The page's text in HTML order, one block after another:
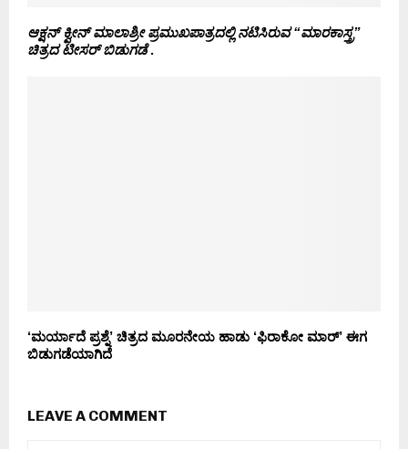
ಆಕ್ಷನ್ ಕ್ವೀನ್ ಮಾಲಾಶ್ರೀ ಪ್ರಮುಖಪಾತ್ರದಲ್ಲಿ ನಟಿಸಿರುವ “ಮಾರಕಾಸ್ತ್ರ”
ಚಿತ್ರದ ಟೀಸರ್ ಬಿಡುಗಡೆ.
‘ಮರ್ಯಾದೆ ಪ್ರಶ್ನೆ’ ಚಿತ್ರದ ಮೂರನೇಯ ಹಾಡು ‘ಫಿರಾಕೋ ಮಾರ್’ ಈಗ
ಬಿಡುಗಡೆಯಾಗಿದೆ
LEAVE A COMMENT